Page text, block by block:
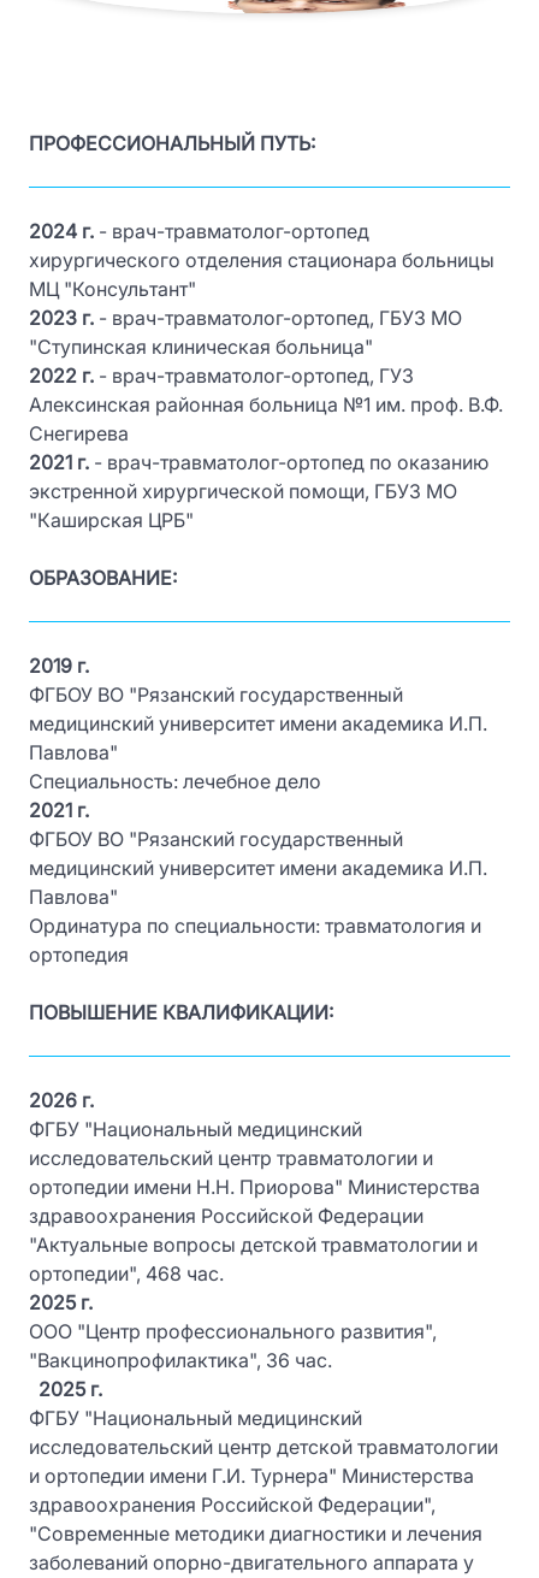
ПРОФЕССИОНАЛЬНЫЙ ПУТЬ:
2024 г. - врач-травматолог-ортопед
хирургического отделения стационара больницы
МЦ "Консультант"
2023 г. - врач-травматолог-ортопед, ГБУЗ МО
"Ступинская клиническая больница"
2022 г. - врач-травматолог-ортопед, ГУЗ
Алексинская районная больница №1 им. проф. В.Ф.
Снегирева
2021 г. - врач-травматолог-ортопед по оказанию
экстренной хирургической помощи, ГБУЗ МО
"Каширская ЦРБ"
ОБРАЗОВАНИЕ:
2019 г.
ФГБОУ ВО "Рязанский государственный
медицинский университет имени академика И.П.
Павлова"
Специальность: лечебное дело
2021 г.
ФГБОУ ВО "Рязанский государственный
медицинский университет имени академика И.П.
Павлова"
Ординатура по специальности: травматология и
ортопедия
ПОВЫШЕНИЕ КВАЛИФИКАЦИИ:
2026 г.
ФГБУ "Национальный медицинский
исследовательский центр травматологии и
ортопедии имени Н.Н. Приорова" Министерства
здравоохранения Российской Федерации
"Актуальные вопросы детской травматологии и
ортопедии", 468 час.
2025 г.
ООО "Центр профессионального развития",
"Вакцинопрофилактика", 36 час.
2025 г.
ФГБУ "Национальный медицинский
исследовательский центр детской травматологии
и ортопедии имени Г.И. Турнера" Министерства
здравоохранения Российской Федерации",
"Современные методики диагностики и лечения
заболеваний опорно-двигательного аппарата у